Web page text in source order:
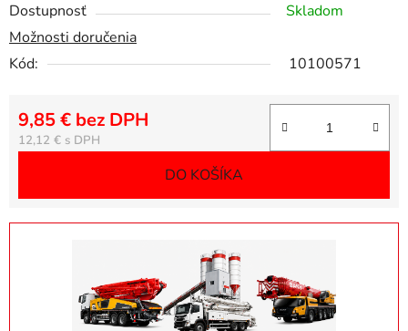
Dostupnosť
Skladom
Možnosti doručenia
Kód:
10100571
12,12 €
9,85 € bez DPH
DO KOŠÍKA